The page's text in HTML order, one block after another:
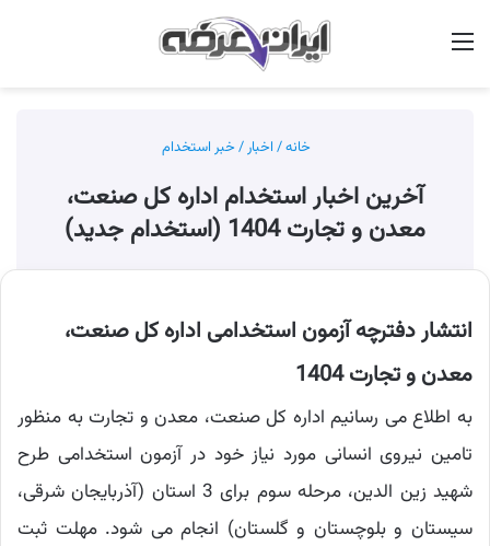
خانه/ اخبار/ خبر استخدام
آخرین اخبار استخدام اداره کل صنعت،
معدن و تجارت 1404 (استخدام جدید)
انتشار دفترچه آزمون استخدامی اداره کل صنعت،
معدن و تجارت 1404
به اطلاع می رسانیم اداره کل صنعت، معدن و تجارت به منظور
تامین نیروی انسانی مورد نیاز خود در آزمون استخدامی طرح
شهید زین‌ الدین، مرحله سوم برای 3 استان (آذربایجان شرقی،
سیستان و بلوچستان و گلستان) انجام می‌ شود. مهلت ثبت